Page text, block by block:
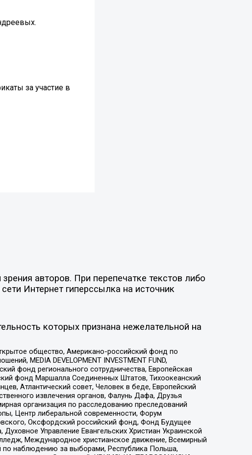
за участие в
авторов. При перепечатке текстов либо
Интернет гиперссылка на источник
которых признана нежелательной на
общество, Американо-российский фонд по
MEDIA DEVELOPMENT INVESTMENT FUND,
фонд регионального сотрудничества, Европейская
фонд Маршалла Соединенных Штатов, Тихоокеанский
Атлантический совет, Человек в беде, Европейский
извлечения органов, Фалунь Дафа, Друзья
организация по расследованию преследований
Центр либеральной современности, Форум
Оксфордский российский фонд, Фонд Будущее
Управление Евангельских Христиан Украинской
Международное христианское движение, Всемирный
по наблюдению за выборами, Республика Польша,